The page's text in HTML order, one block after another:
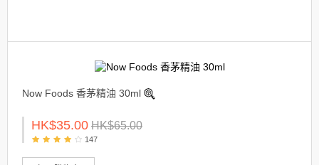
Now Foods 香茅精油 30ml
HK$35.00 HK$65.00
147